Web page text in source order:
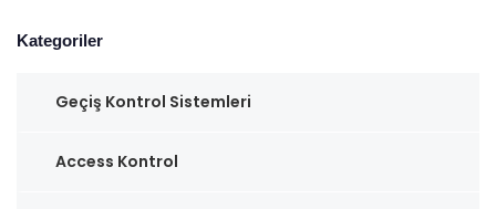
Kategoriler
Geçiş Kontrol Sistemleri
Access Kontrol